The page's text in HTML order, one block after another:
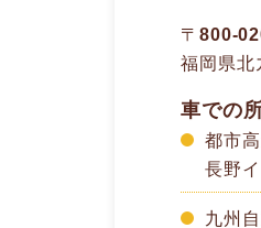
〒800-
福岡県北
車での
都市
長野
九州